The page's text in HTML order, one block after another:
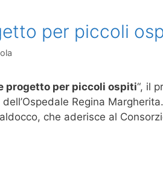
per piccoli
progetto per piccoli ospiti“, il
Regina
che aderisce al